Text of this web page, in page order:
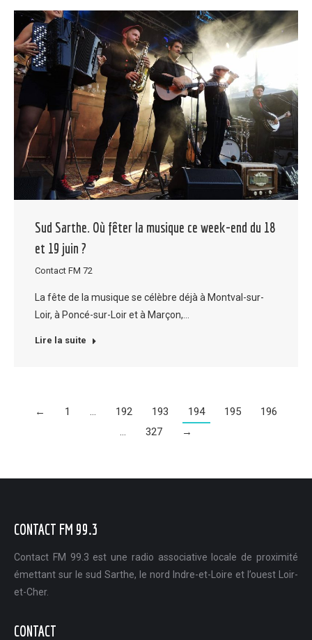
Sud Sarthe. Où fêter la musique ce week-end du 18
et 19 juin ?
Contact FM 72
La fête de la musique se célèbre déjà à Montval-sur-
Loir, à Poncé-sur-Loir et à Marçon,…
Lire la suite
← 1 … 192 193 194 195
196
…
327 →
CONTACT FM 99.3
Contact FM 99.3 est une radio associative locale de proximité
émettant sur le sud Sarthe, le nord Indre-et-Loire et l’ouest Loir-
et-Cher.
CONTACT